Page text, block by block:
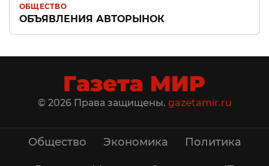
ОБЩЕСТВО
ОБЪЯВЛЕНИЯ АВТОРЫНОК
© 2026 Права защищены. gazetamir.ru
Общество Экономика Политика